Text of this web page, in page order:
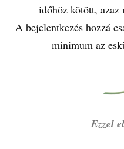
időhöz kötött, azaz
A bejelentkezés hozzá
minimum az
Ezzel